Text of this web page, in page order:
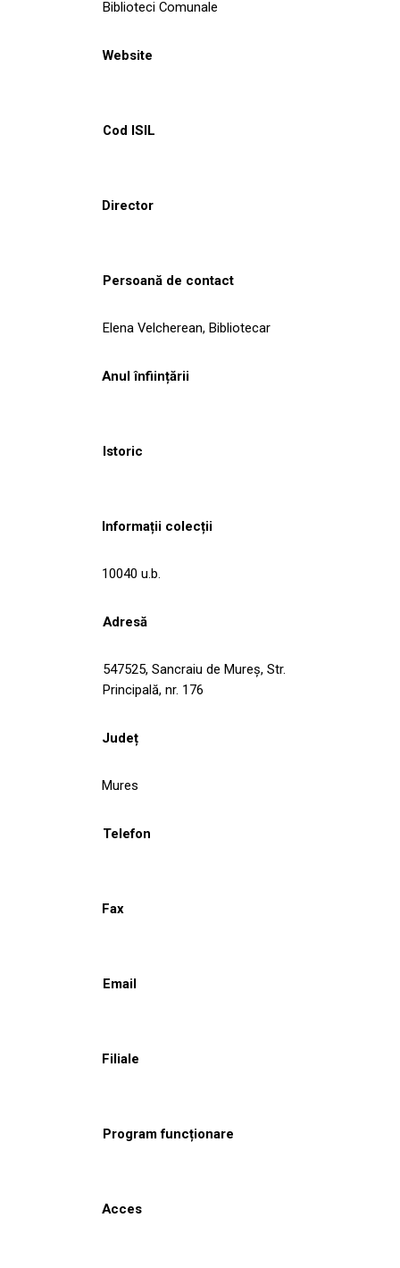
Biblioteci Comunale
Website
Cod ISIL
Director
Persoană de contact
Elena Velcherean, Bibliotecar
Anul înființării
Istoric
Informații colecții
10040 u.b.
Adresă
547525, Sancraiu de Mureş, Str.
Principală, nr. 176
Județ
Mures
Telefon
Fax
Email
Filiale
Program funcționare
Acces